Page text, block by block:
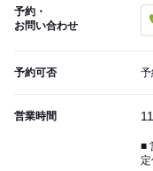
予約・
お問い合わせ
予約可否
営業時間
■